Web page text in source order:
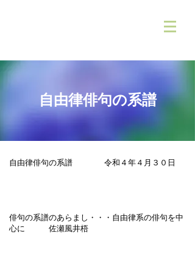
自由律俳句の系譜
自由律俳句の系譜 令和４年４月３０日
俳句の系譜のあらまし・・・自由律系の俳句を中
心に 佐瀬風井梧